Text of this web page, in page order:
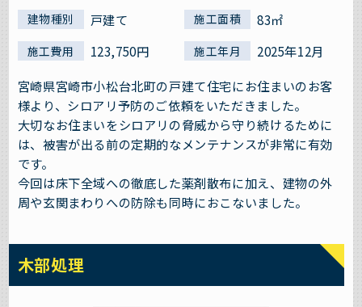
建物種別 戸建て 施工面積 83㎡
施工費用 123,750円 施工年月
2025年12月
宮崎県宮崎市小松台北町の戸建て住宅にお住まいのお客
様より、シロアリ予防のご依頼をいただきました。
大切なお住まいをシロアリの脅威から守り続けるために
は、被害が出る前の定期的なメンテナンスが非常に有効
です。
今回は床下全域への徹底した薬剤散布に加え、建物の外
周や玄関まわりへの防除も同時におこないました。
木部処理